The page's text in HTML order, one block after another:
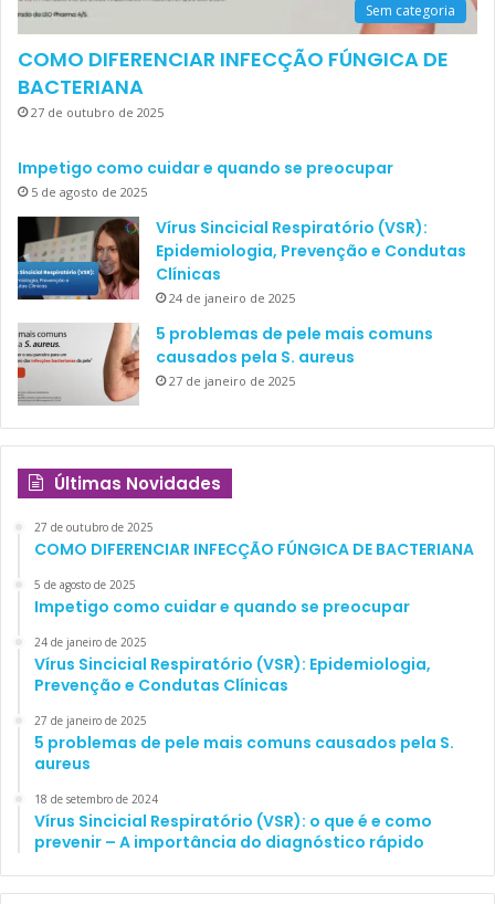
Sem categoria
COMO DIFERENCIAR INFECÇÃO FÚNGICA DE
BACTERIANA
27 de outubro de 2025
Impetigo como cuidar e quando se preocupar
5 de agosto de 2025
Vírus Sincicial Respiratório (VSR):
Epidemiologia, Prevenção e Condutas
Clínicas
24 de janeiro de 2025
5 problemas de pele mais comuns
causados pela S. aureus
27 de janeiro de 2025
Últimas Novidades
27 de outubro de 2025
COMO DIFERENCIAR INFECÇÃO FÚNGICA DE BACTERIANA
5 de agosto de 2025
Impetigo como cuidar e quando se preocupar
24 de janeiro de 2025
Vírus Sincicial Respiratório (VSR): Epidemiologia,
Prevenção e Condutas Clínicas
27 de janeiro de 2025
5 problemas de pele mais comuns causados pela S.
aureus
18 de setembro de 2024
Vírus Sincicial Respiratório (VSR): o que é e como
prevenir – A importância do diagnóstico rápido